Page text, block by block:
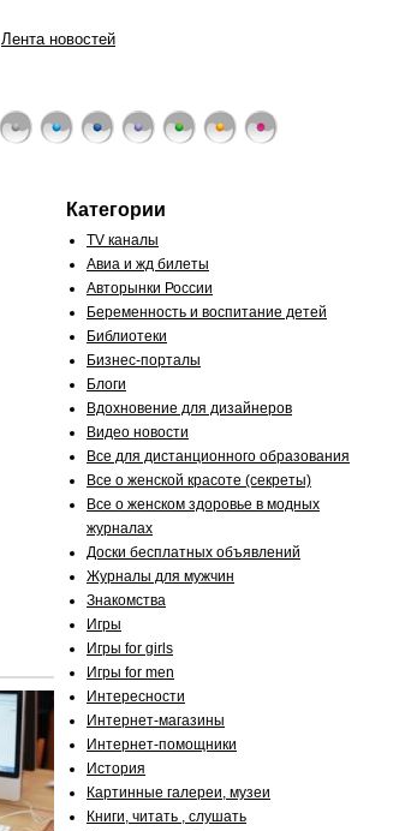
Лента новостей
Категории
TV каналы
Авиа и жд билеты
Авторынки России
Беременность и воспитание детей
Библиотеки
Бизнес-порталы
Блоги
Вдохновение для дизайнеров
Видео новости
Все для дистанционного образования
Все о женской красоте (секреты)
Все о женском здоровье в модных
журналах
Доски бесплатных объявлений
Журналы для мужчин
Знакомства
Игры
Игры for girls
Игры for men
Интересности
Интернет-магазины
Интернет-помощники
История
Картинные галереи, музеи
Книги, читать , слушать